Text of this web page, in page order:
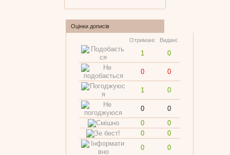
Оцінки дописів
Отримані: Видані:
1 0
0 0
1 0
0
0
0
0
0
0
0
0